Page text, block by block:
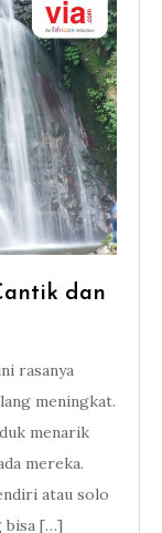
dan
rasanya
meningkat.
menarik
mereka.
atau solo
bisa […]